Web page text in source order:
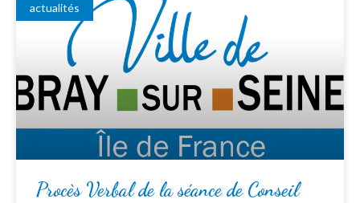
actualités
Procès Verbal de la séance de Conseil